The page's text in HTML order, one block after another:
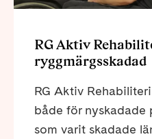
RG Aktiv
ryggmärgsskadad
RG Aktiv
både för nyskadade
som varit skadade